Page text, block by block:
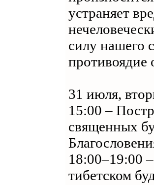
устраняет
силу нашего
противоядие
31 июля,
15:00 –
священных
18:00–19:00
тибетском